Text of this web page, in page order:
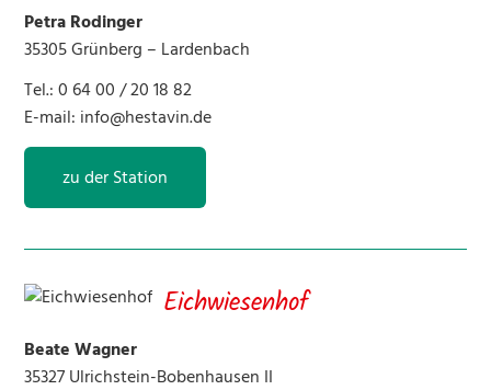
Petra Rodinger
35305 Grünberg – Lardenbach
Tel.: 0 64 00 / 20 18 82
E-mail: info@hestavin.de
zu der Station
Eichwiesenhof
Beate Wagner
35327 Ulrichstein-Bobenhausen II